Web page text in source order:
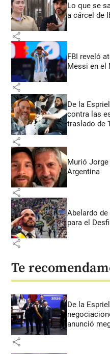
Lo que se
a cárcel de
share
FBI reveló
Messi en el
share
De la
contra las
traslado de
share
Murió
Argentina
share
Abelardo
para el
share
Te
De la
anunció
share